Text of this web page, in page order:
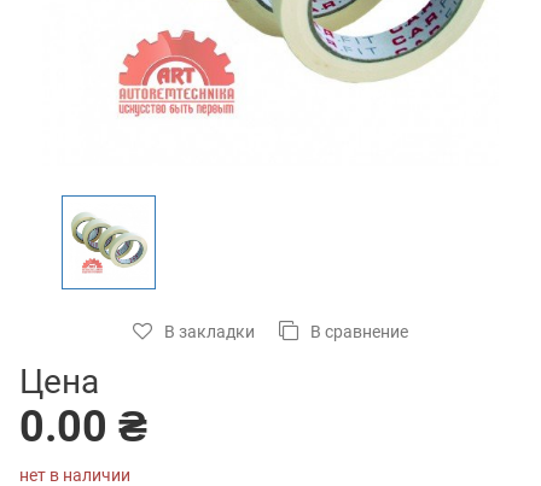
В закладки В сравнение
Цена
0.00 ₴
нет в наличии